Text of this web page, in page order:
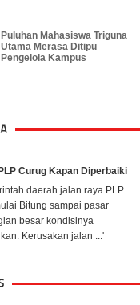
Puluhan Mahasiswa Triguna
Utama Merasa Ditipu
Pengelola Kampus
Curug Kapan Diperbaiki
daerah jalan raya PLP
Bitung sampai pasar
besar kondisinya
Kerusakan jalan ...'